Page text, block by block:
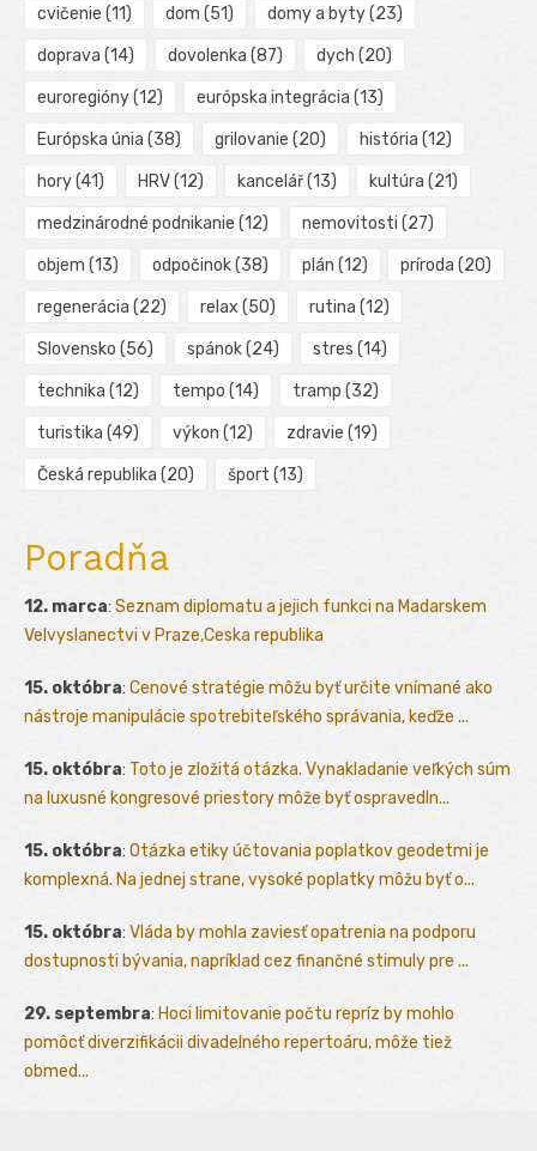
cvičenie (11) dom (51) domy a byty(23)
doprava (14) dovolenka (87) dych (20)
euroregióny(12) európska integrácia (13)
Európska únia (38) grilovanie (20) história (12)
hory(41) HRV(12) kancelář(13) kultúra (21)
medzinárodné podnikanie (12) nemovitosti (27)
objem (13) odpočinok(38) plán (12) príroda (20)
regenerácia (22) relax (50) rutina (12)
Slovensko (56) spánok(24) stres (14)
technika (12) tempo (14) tramp (32)
turistika (49) výkon (12) zdravie (19)
Česká republika (20) šport (13)
Poradňa
12. marca: Seznam diplomatu a jejich funkci na Madarskem
Velvyslanectvi v Praze,Ceska republika
15. októbra: Cenové stratégie môžu byť určite vnímané ako
nástroje manipulácie spotrebiteľského správania, keďže ...
15. októbra: Toto je zložitá otázka. Vynakladanie veľkých súm
na luxusné kongresové priestory môže byť ospravedln...
15. októbra: Otázka etiky účtovania poplatkov geodetmi je
komplexná. Na jednej strane, vysoké poplatky môžu byť o...
15. októbra: Vláda by mohla zaviesť opatrenia na podporu
dostupnosti bývania, napríklad cez finančné stimuly pre ...
29. septembra: Hoci limitovanie počtu repríz by mohlo
pomôcť diverzifikácii divadelného repertoáru, môže tiež
obmed...